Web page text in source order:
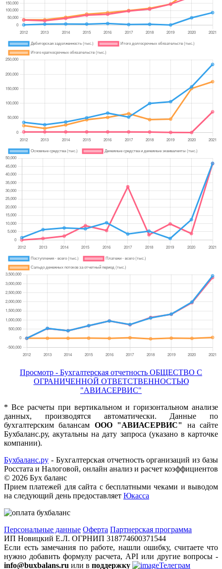
Просмотр - Бухгалтерская отчетность ОБЩЕСТВО С
ОГРАНИЧЕННОЙ ОТВЕТСТВЕННОСТЬЮ
"АВИАСЕРВИС"
* Все расчеты при вертикальном и горизонтальном анализе
данных, производятся автоматически. Данные по
бухгалтерским балансам ООО "АВИАСЕРВИС"
на сайте
Бухбаланс.ру, акутальны на дату запроса (указано в карточке
компании).
Бухбаланс.ру - Бухгалтерская отчетность организаций из базы
Росстата и Налоговой, онлайн анализ и расчет коэффициентов
© 2026 Бух баланс
Прием платежей для сайта с бесплатными чеками и выводом
на следующий день предоставляет Юкасса
Персональные данные Оферта Партнерская программа
ИП Новицкий Е.Л. ОГРНИП 318774600371544
Если есть замечания по работе, нашли ошибку, считаете что
нужно добавить формулу расчета, API или другие вопросы -
info@buxbalans.ru или в поддержку Телеграм